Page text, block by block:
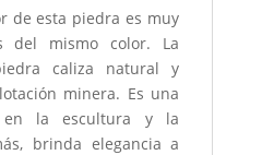
de esta piedra es muy
del mismo color. La
caliza natural y
minera. Es una
en la escultura y la
brinda elegancia a